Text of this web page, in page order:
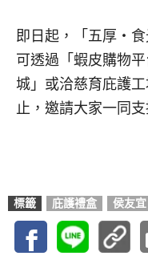
即日起，「五厚‧食
可透過「蝦皮購物
城」或洽慈育庇護
止，邀請大家一同
標籤 庇護禮盒 侯友宜